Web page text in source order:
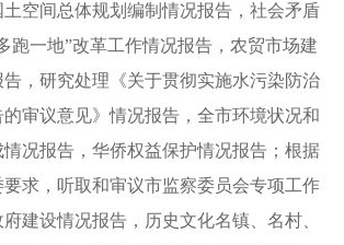
空间总体规划编制情况报告，社会矛盾
跑一地”改革工作情况报告，农贸市场建
，研究处理《关于贯彻实施水污染防治
审议意见》情况报告，全市环境状况和
况报告，华侨权益保护情况报告；根据
求，听取和审议市监察委员会专项工作
建设情况报告，历史文化名镇、名村、